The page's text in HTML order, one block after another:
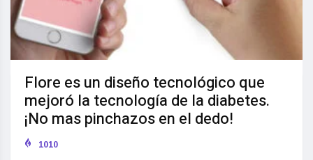
Flore es un diseño tecnológico que
mejoró la tecnología de la diabetes.
¡No mas pinchazos en el dedo!
1010